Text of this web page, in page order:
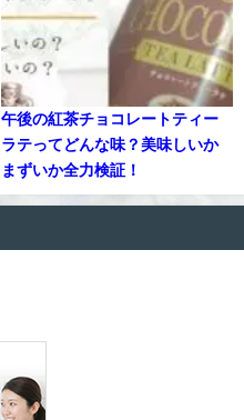
午後の紅茶チョコレートティー
ラテってどんな味？美味しいか
まずいか全力検証！